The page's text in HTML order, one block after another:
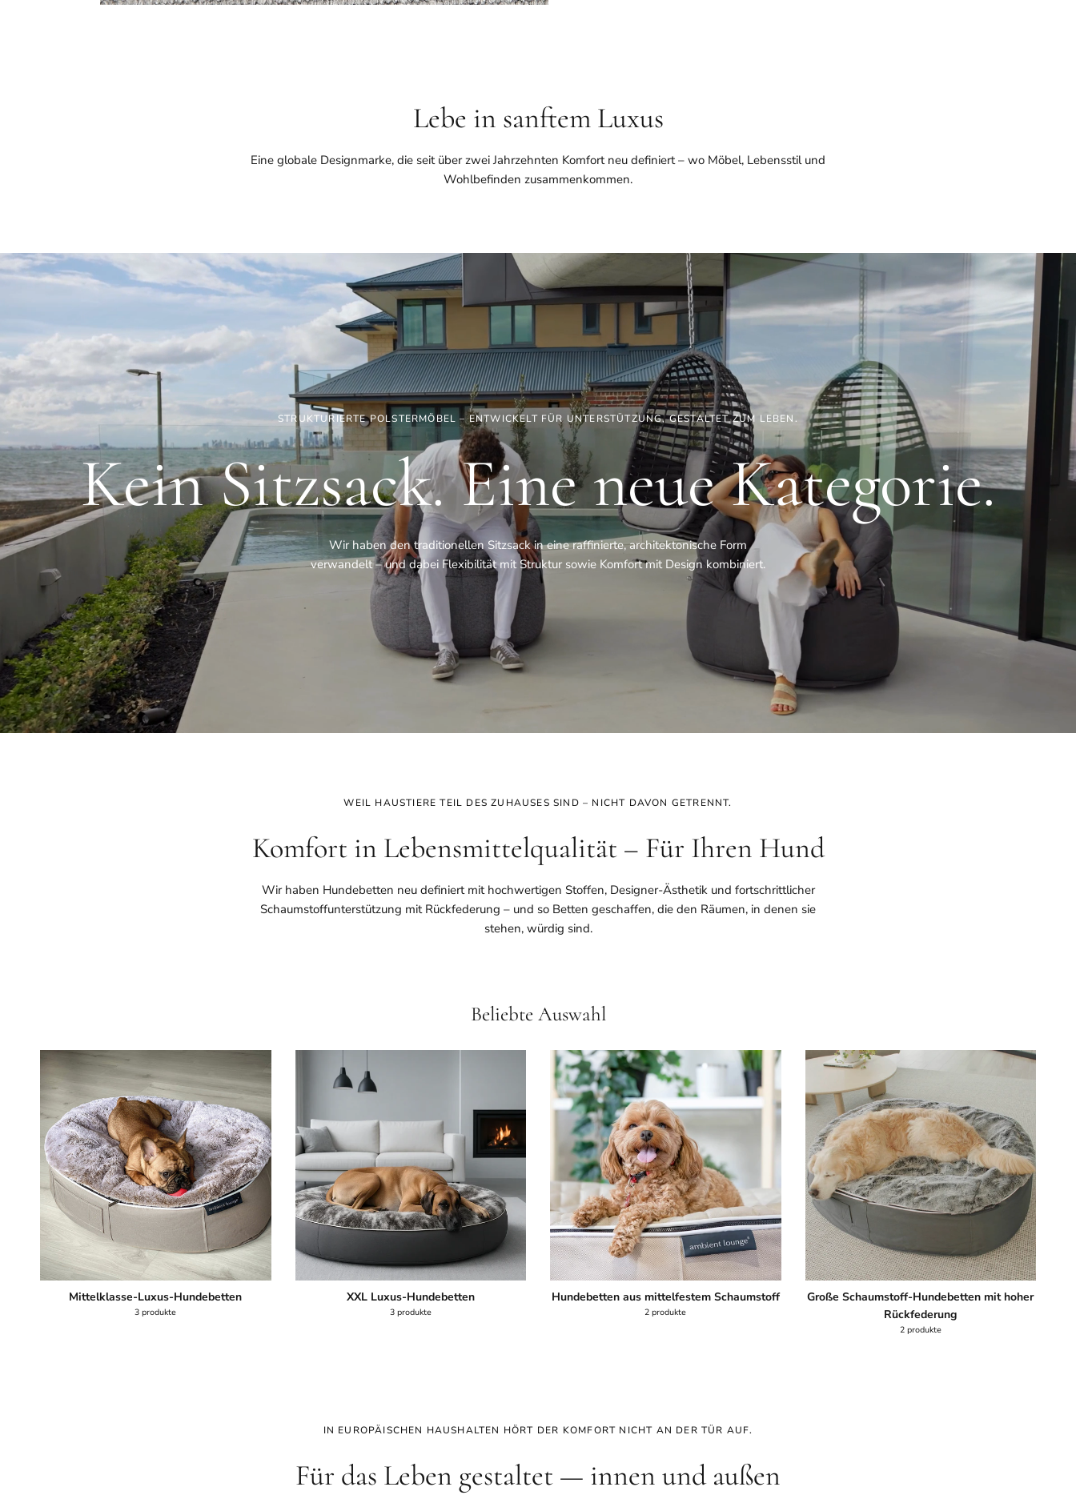
Lebe in sanftem Luxus
Eine globale Designmarke, die seit über zwei Jahrzehnten Komfort neu definiert – wo Möbel, Lebensstil und
Wohlbefinden zusammenkommen.
STRUKTURIERTE POLSTERMÖBEL – ENTWICKELT FÜR UNTERSTÜTZUNG, GESTALTET ZUM LEBEN.
Kein Sitzsack. Eine neue Kategorie.
Wir haben den traditionellen Sitzsack in eine raffinierte, architektonische Form
verwandelt – und dabei Flexibilität mit Struktur sowie Komfort mit Design kombiniert.
WEIL HAUSTIERE TEIL DES ZUHAUSES SIND – NICHT DAVON GETRENNT.
Komfort in Lebensmittelqualität – Für Ihren Hund
Wir haben Hundebetten neu definiert mit hochwertigen Stoffen, Designer-Ästhetik und fortschrittlicher
Schaumstoffunterstützung mit Rückfederung – und so Betten geschaffen, die den Räumen, in denen sie
stehen, würdig sind.
Beliebte Auswahl
Mittelklasse-Luxus-Hundebetten
3 produkte
XXL Luxus-Hundebetten
3 produkte
Hundebetten aus mittelfestem Schaumstoff
2 produkte
Große Schaumstoff-Hundebetten mit hoher
Rückfederung
2 produkte
IN EUROPÄISCHEN HAUSHALTEN HÖRT DER KOMFORT NICHT AN DER TÜR AUF.
Für das Leben gestaltet — innen und außen